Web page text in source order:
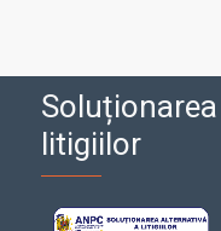
Soluționarea
litigiilor